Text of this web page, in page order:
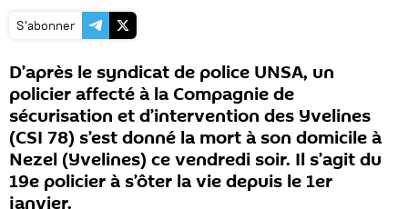
S'abonner
D’après le syndicat de police UNSA, un
policier affecté à la Compagnie de
sécurisation et d’intervention des Yvelines
(CSI 78) s’est donné la mort à son domicile à
Nezel (Yvelines) ce vendredi soir. Il s’agit du
19e policier à s’ôter la vie depuis le 1er
janvier.